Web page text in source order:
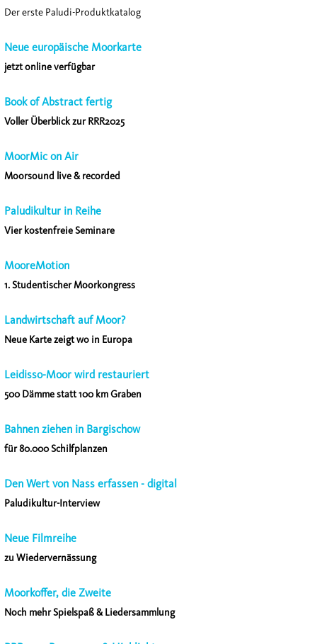
Der erste Paludi-Produktkatalog
Neue europäische Moorkarte
jetzt online verfügbar
Book of Abstract fertig
Voller Überblick zur RRR2025
MoorMic on Air
Moorsound live & recorded
Paludikultur in Reihe
Vier kostenfreie Seminare
MooreMotion
1. Studentischer Moorkongress
Landwirtschaft auf Moor?
Neue Karte zeigt wo in Europa
Leidisso-Moor wird restauriert
500 Dämme statt 100 km Graben
Bahnen ziehen in Bargischow
für 80.000 Schilfplanzen
Den Wert von Nass erfassen - digital
Paludikultur-Interview
Neue Filmreihe
zu Wiedervernässung
Moorkoffer, die Zweite
Noch mehr Spielspaß & Liedersammlung